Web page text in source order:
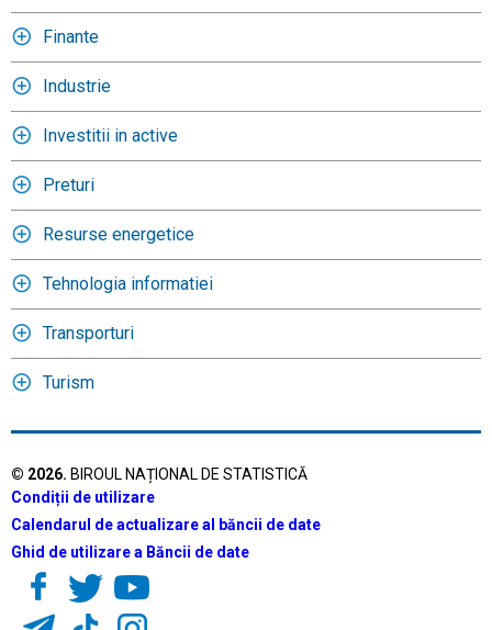
Finante
Industrie
Investitii in active
Preturi
Resurse energetice
Tehnologia informatiei
Transporturi
Turism
© 2026. BIROUL NAȚIONAL DE STATISTICĂ
Condiții de utilizare
Calendarul de actualizare al băncii de date
Ghid de utilizare a Băncii de date